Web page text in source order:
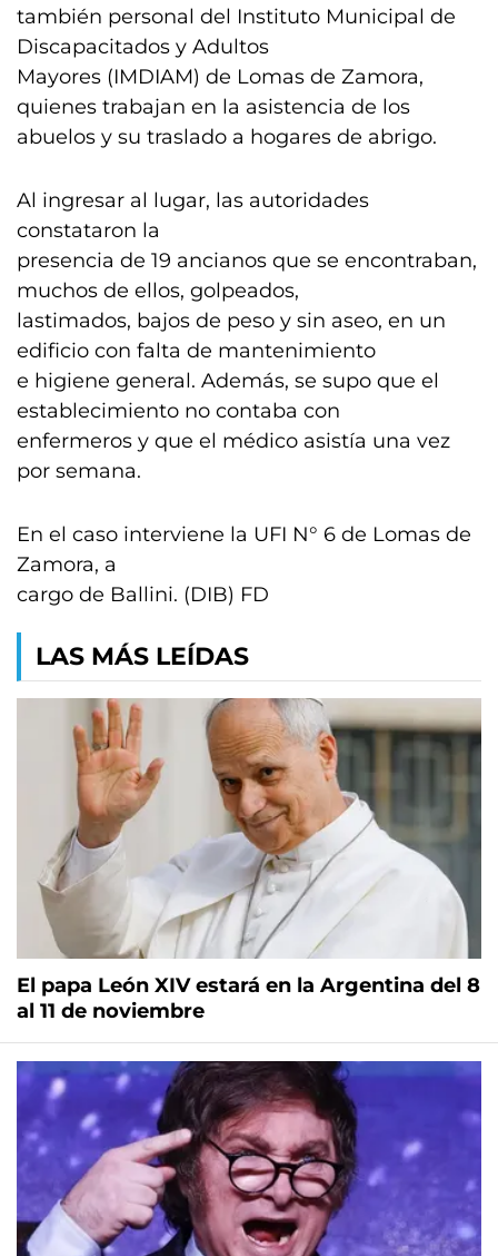
también personal del Instituto Municipal de
Discapacitados y Adultos
Mayores (IMDIAM) de Lomas de Zamora,
quienes trabajan en la asistencia de los
abuelos y su traslado a hogares de abrigo.
Al ingresar al lugar, las autoridades
constataron la
presencia de 19 ancianos que se encontraban,
muchos de ellos, golpeados,
lastimados, bajos de peso y sin aseo, en un
edificio con falta de mantenimiento
e higiene general. Además, se supo que el
establecimiento no contaba con
enfermeros y que el médico asistía una vez
por semana.
En el caso interviene la UFI N° 6 de Lomas de
Zamora, a
cargo de Ballini. (DIB) FD
LAS MÁS LEÍDAS
El papa León XIV estará en la Argentina del 8
al 11 de noviembre